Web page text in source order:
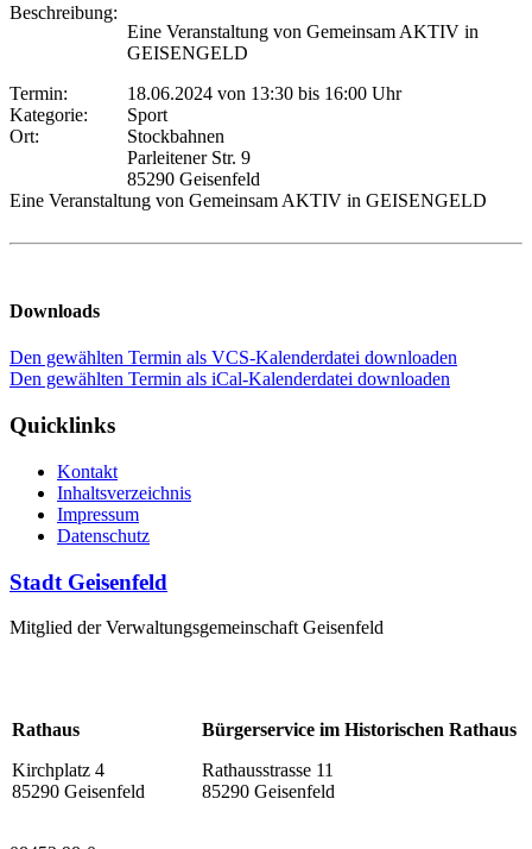
Beschreibung:
Eine Veranstaltung von Gemeinsam AKTIV in
GEISENGELD
Termin:
18.06.2024 von 13:30 bis 16:00 Uhr
Kategorie:
Sport
Ort:
Stockbahnen
Parleitener Str. 9
85290 Geisenfeld
Eine Veranstaltung von Gemeinsam AKTIV in GEISENGELD
Downloads
Den gewählten Termin als VCS-Kalenderdatei downloaden
Den gewählten Termin als iCal-Kalenderdatei downloaden
Quicklinks
Kontakt
Inhaltsverzeichnis
Impressum
Datenschutz
Stadt Geisenfeld
Mitglied der Verwaltungsgemeinschaft Geisenfeld
Rathaus
Kirchplatz 4
85290 Geisenfeld
Bürgerservice im Historischen Rathaus
Rathausstrasse 11
85290 Geisenfeld